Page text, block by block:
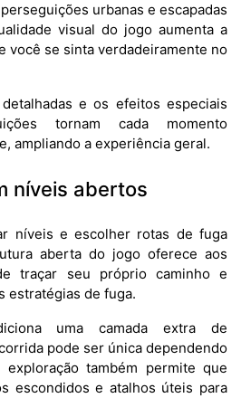
urbanas e escapadas
visual do jogo aumenta a
você se sinta verdadeiramente no
e os efeitos especiais
tornam cada momento
ampliando a experiência geral.
níveis abertos
níveis e escolher rotas de fuga
aberta do jogo oferece aos
traçar seu próprio caminho e
estratégias de fuga.
uma camada extra de
pode ser única dependendo
também permite que
escondidos e atalhos úteis para